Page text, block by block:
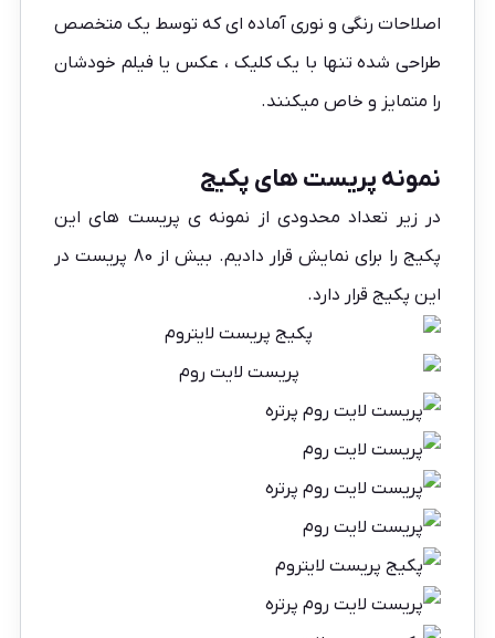
اصلاحات رنگی و نوری آماده ای که توسط یک متخصص
طراحی شده تنها با یک کلیک ، عکس یا فیلم خودشان
را متمایز و خاص میکنند.
نمونه پریست های پکیج
در زیر تعداد محدودی از نمونه ی پریست های این
پکیج را برای نمایش قرار دادیم. بیش از 80 پریست در
این پکیج قرار دارد.